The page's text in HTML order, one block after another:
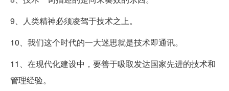
9、人类精神必须凌驾于技术之上。
10、我们这个时代的一大迷思就是技术即通讯。
11、在现代化建设中，要善于吸取发达国家先进的技术和
管理经验。